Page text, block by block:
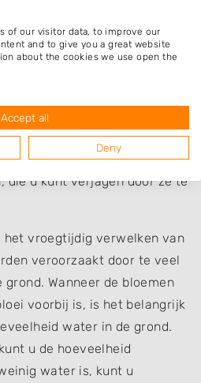
bij het Maarts Viooltje
Deze beestjes maken
Om deze ziekte te
verwijderen en de
Daarnaast tasten ook
die u kunt verjagen door ze te
het vroegtijdig verwelken van
veroorzaakt door te veel
Wanneer de bloemen
voorbij is, is het belangrijk
water in de grond.
u de hoeveelheid
water is, kunt u
of our visitor data, to improve our
and to give you a great website
about the cookies we use open the
Accept all
Deny